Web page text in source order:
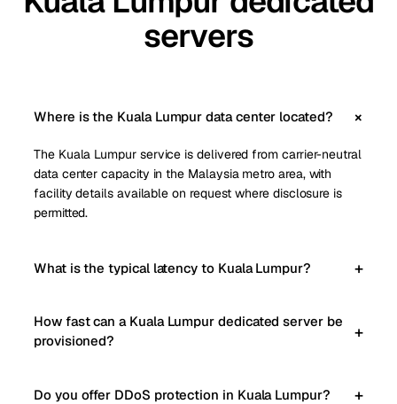
servers
Where is the Kuala Lumpur data center located?
The Kuala Lumpur service is delivered from carrier-neutral
data center capacity in the Malaysia metro area, with
facility details available on request where disclosure is
permitted.
What is the typical latency to Kuala Lumpur?
How fast can a Kuala Lumpur dedicated server be
provisioned?
Do you offer DDoS protection in Kuala Lumpur?